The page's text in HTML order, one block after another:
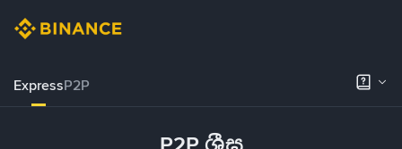
ExpressP2P